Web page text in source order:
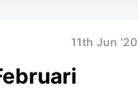
11th Jun '20